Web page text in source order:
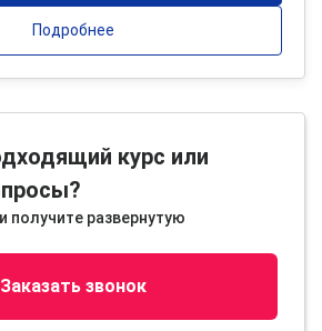
Подробнее
курс или
получите развернутую
Заказать звонок